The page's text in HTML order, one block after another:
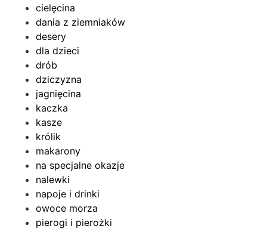
cielęcina
dania z ziemniaków
desery
dla dzieci
drób
dziczyzna
jagnięcina
kaczka
kasze
królik
makarony
na specjalne okazje
nalewki
napoje i drinki
owoce morza
pierogi i pierożki